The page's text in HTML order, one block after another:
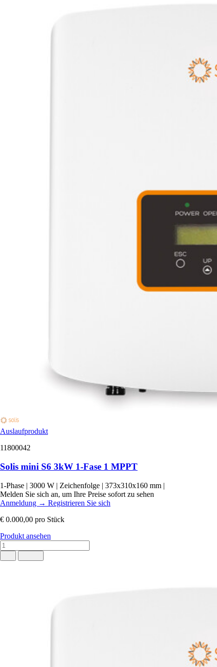
Auslaufprodukt
11800042
Solis mini S6 3kW 1-Fase 1 MPPT
1-Phase | 3000 W | Zeichenfolge | 373x310x160 mm |
Melden Sie sich an, um Ihre Preise sofort zu sehen
Anmeldung → Registrieren Sie sich
€ 0.000,00 pro Stück
Produkt ansehen